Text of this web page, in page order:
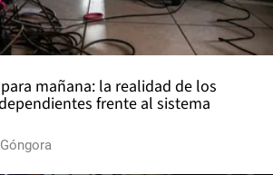
mañana: la realidad de los
frente al sistema